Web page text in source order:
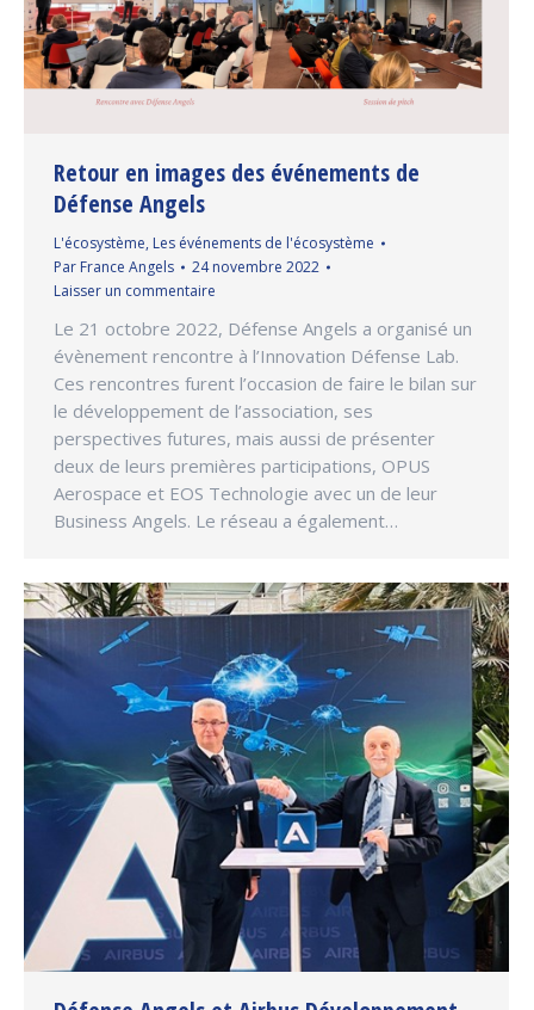
Retour en images des événements de
Défense Angels
L'écosystème, Les événements de l'écosystème
Par France Angels
24 novembre 2022
Laisser un commentaire
Le 21 octobre 2022, Défense Angels a organisé un
évènement rencontre à l’Innovation Défense Lab.
Ces rencontres furent l’occasion de faire le bilan sur
le développement de l’association, ses
perspectives futures, mais aussi de présenter
deux de leurs premières participations, OPUS
Aerospace et EOS Technologie avec un de leur
Business Angels. Le réseau a également…